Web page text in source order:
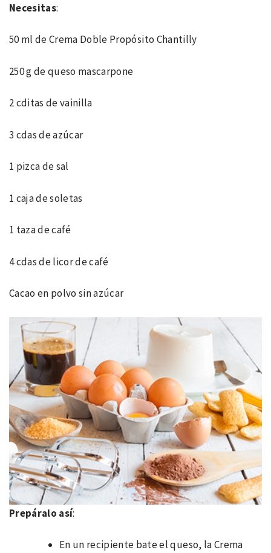
Necesitas:
50 ml de Crema Doble Propósito Chantilly
250 g de queso mascarpone
2 cditas de vainilla
3 cdas de azúcar
1 pizca de sal
1 caja de soletas
1 taza de café
4 cdas de licor de café
Cacao en polvo sin azúcar
Prepáralo así:
En un recipiente bate el queso, la Crema